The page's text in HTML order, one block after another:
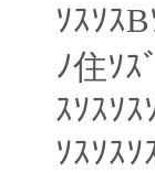
ｿｽｿｽ
ﾉ住ｿｽ
ｽｿｽｿｽ
ｿｽｿｽ